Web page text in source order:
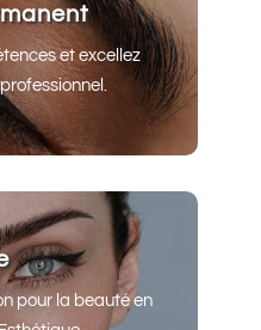
et excellez
pour la beauté en